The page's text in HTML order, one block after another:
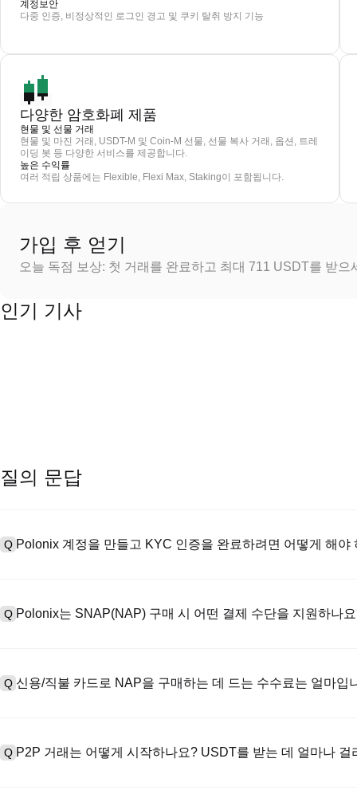
계정보안
다중 인증, 비정상적인 로그인 경고 및 쿠키 탈취 방지 기능
다양한 암호화폐 제품
현물 및 선물 거래
현물 및 마진 거래, USDT-M 및 Coin-M 선물, 선물 복사 거래, 옵션, 트레
이딩 봇 등 다양한 서비스를 제공합니다.
높은 수익률
여러 적립 상품에는 Flexible, Flexi Max, Staking이 포함됩니다.
가입 후 얻기
오늘 독점 보상: 첫 거래를 완료하고 최대 711 USDT를 받으
인기 기사
질의 문답
Q Polonix 계정을 만들고 KYC 인증을 완료하려면 어떻게 해야
하여 유효한 신분증 문서를 업로드하고 셀카를 찍어 KYC 인증을 완
Q Polonix는 SNAP(NAP) 구매 시 어떤 결제 수단을 지원하나
를 초과하는 대규모 거래에 대한 장외 거래(OTC 거래, 맞춤형 견적
Q 신용/직불 카드로 NAP을 구매하는 데 드는 수수료는 얼마입
거래 수수료(최대 0.05%)가 적용됩니다.
Q P2P 거래는 어떻게 시작하나요? USDT를 받는 데 얼마나 걸